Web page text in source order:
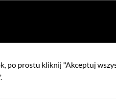
po prostu kliknij "Akceptuj